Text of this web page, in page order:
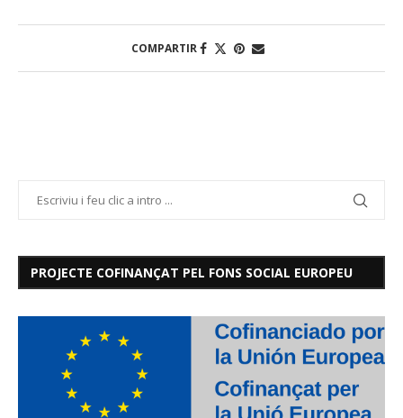
COMPARTIR
PROJECTE COFINANÇAT PEL FONS SOCIAL EUROPEU